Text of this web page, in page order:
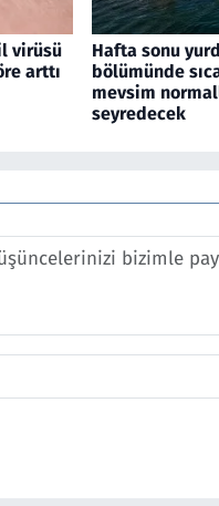
virüsü
arttı
Hafta sonu
bölümünde
mevsim
seyredecek